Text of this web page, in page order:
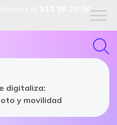
911 98 20 00
del software
digitaliza:
y movilidad